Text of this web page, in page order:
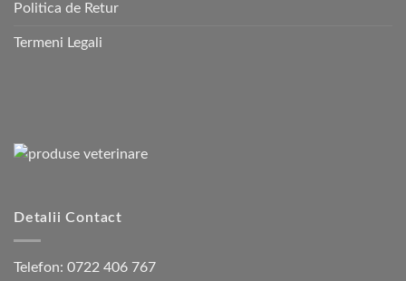
Politica de Retur
Termeni Legali
Detalii Contact
Telefon: 0722 406 767